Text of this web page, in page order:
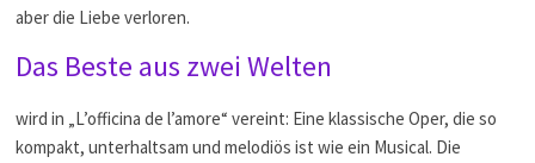
aber die Liebe verloren.
Das Beste aus zwei Welten
wird in „L’officina de l’amore“ vereint: Eine klassische Oper, die so
kompakt, unterhaltsam und melodiös ist wie ein Musical. Die